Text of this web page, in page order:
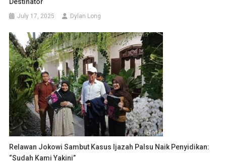
July 17, 2025 Dylan Long
Relawan Jokowi Sambut Kasus Ijazah Palsu Naik Penyidikan:
“Sudah Kami Yakini”